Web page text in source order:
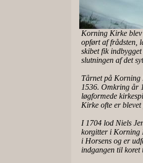
Korning Kirke
opført af frådsten,
skibet fik
slutningen af det
Tårnet på Korning
1536. Omkring år
løgformede
Kirke ofte er
I 1704 lod Niels
korgitter i Korning
i Horsens og er
indgangen til koret